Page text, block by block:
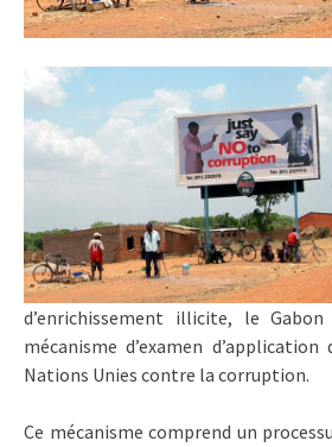
d’enrichissement illicite, le
mécanisme d’examen
Nations Unies contre la corruption.
Ce mécanisme comprend un